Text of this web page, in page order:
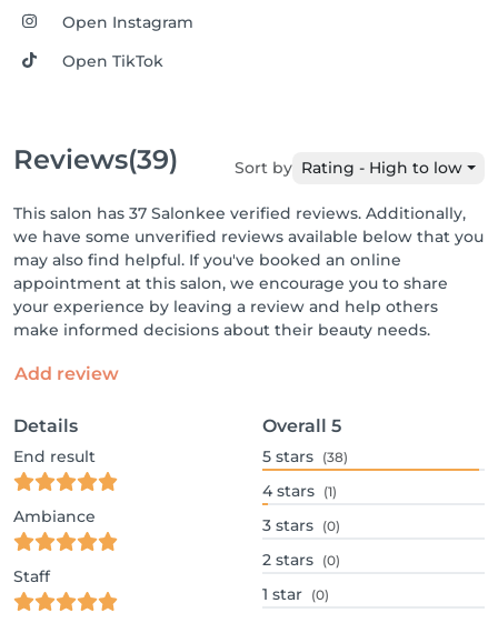
Open Instagram
Open TikTok
Reviews(39) Sort by Rating - High to low
This salon has 37 Salonkee verified reviews. Additionally,
we have some unverified reviews available below that you
may also find helpful. If you've booked an online
appointment at this salon, we encourage you to share
your experience by leaving a review and help others
make informed decisions about their beauty needs.
Add review
Details
End result
Ambiance
Staff
Overall 5
5 stars (38)
4 stars (1)
3 stars (0)
2 stars (0)
1 star (0)